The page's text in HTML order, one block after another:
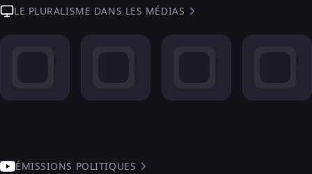
LE PLURALISME DANS LES MÉDIAS
ÉMISSIONS POLITIQUES